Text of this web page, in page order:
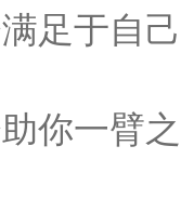
足于自己
你一臂之